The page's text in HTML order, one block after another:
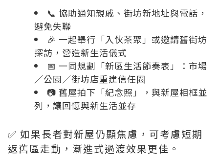
📞 協助通知親戚、街坊新地址與電話，
避免失聯
🎉 一起舉行「入伙茶聚」或邀請舊街坊
探訪，營造新生活儀式
📅 一同規劃「新區生活節奏表」：市場
／公園／街坊店重建信任圈
📷 舊屋拍下「紀念照」，與新屋相框並
列，讓回憶與新生活並存
✅ 如果長者對新屋仍顯焦慮，可考慮短期
返舊區走動，漸進式過渡效果更佳。